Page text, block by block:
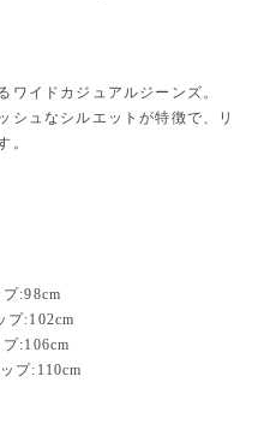
ワイドカジュアルジーンズ。
シュなシルエットが特徴で、リ
。
:98cm
プ:102cm
:106cm
プ:110cm